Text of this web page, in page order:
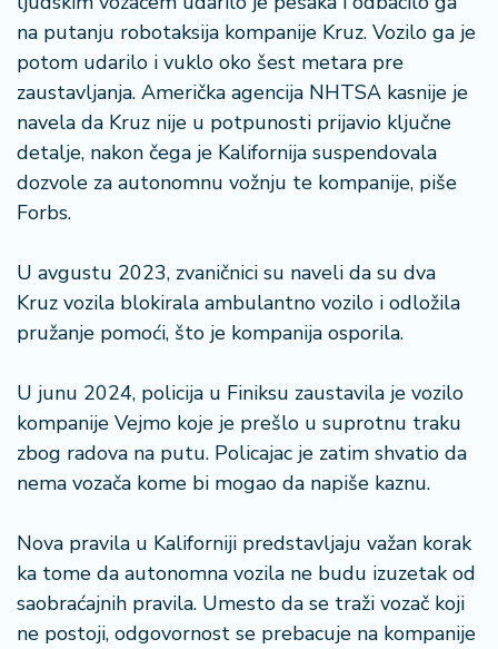
na putanju robotaksija kompanije Kruz. Vozilo ga je
potom udarilo i vuklo oko šest metara pre
zaustavljanja. Američka agencija NHTSA kasnije je
navela da Kruz nije u potpunosti prijavio ključne
detalje, nakon čega je Kalifornija suspendovala
dozvole za autonomnu vožnju te kompanije, piše
Forbs.
U avgustu 2023, zvaničnici su naveli da su dva
Kruz vozila blokirala ambulantno vozilo i odložila
pružanje pomoći, što je kompanija osporila.
U junu 2024, policija u Finiksu zaustavila je vozilo
kompanije Vejmo koje je prešlo u suprotnu traku
zbog radova na putu. Policajac je zatim shvatio da
nema vozača kome bi mogao da napiše kaznu.
Nova pravila u Kaliforniji predstavljaju važan korak
ka tome da autonomna vozila ne budu izuzetak od
saobraćajnih pravila. Umesto da se traži vozač koji
ne postoji, odgovornost se prebacuje na kompanije